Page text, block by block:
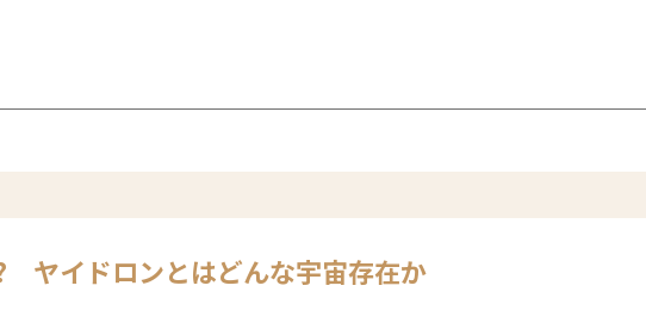
ヤイドロンとはどんな宇宙存在か